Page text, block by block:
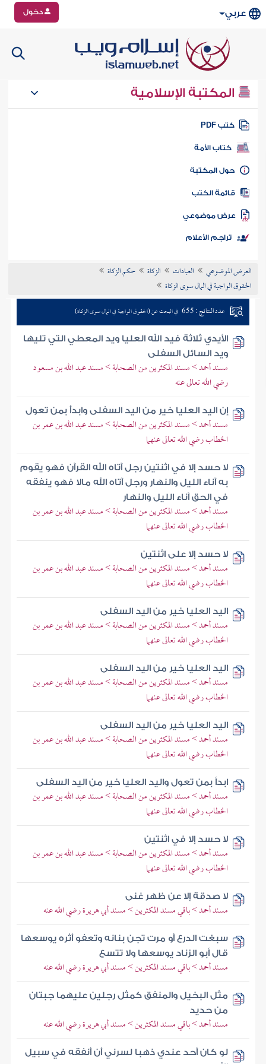
عربي دخول
المكتبة الإسلامية
كتب PDF
كتاب الأمة
المكتبة
الكتب
موضوعي
تراجم الأعلام
العرض الموضوعي العبادات الزكاة
حكم الزكاة
الحقوق الواجبة في المال سوى الزكاة
عدد النتائج : 655 في البحث عن (الحقوق الواجبة في المال سوى الزكاة)
الأيدي ثلاثة فيد الله العليا ويد المعطي التي تليها
ويد السائل السفلى
مسند أحمد > مسند المكثرين من الصحابة > مسند عبد الله بن مسعود
رضي الله تعالى عنه
إن اليد العليا خير من اليد السفلى وابدأ بمن تعول
مسند أحمد > مسند المكثرين من الصحابة > مسند عبد الله بن عمر بن
الخطاب رضي الله تعالى عنهما
لا حسد إلا في اثنتين رجل آتاه الله القرآن فهو يقوم
به آناء الليل والنهار ورجل آتاه الله مالا فهو ينفقه
في الحق آناء الليل والنهار
مسند أحمد > مسند المكثرين من الصحابة > مسند عبد الله بن عمر بن
الخطاب رضي الله تعالى عنهما
لا حسد إلا على اثنتين
مسند أحمد > مسند المكثرين من الصحابة > مسند عبد الله بن عمر بن
الخطاب رضي الله تعالى عنهما
اليد العليا خير من اليد السفلى
مسند أحمد > مسند المكثرين من الصحابة > مسند عبد الله بن عمر بن
الخطاب رضي الله تعالى عنهما
اليد العليا خير من اليد السفلى
مسند أحمد > مسند المكثرين من الصحابة > مسند عبد الله بن عمر بن
الخطاب رضي الله تعالى عنهما
اليد العليا خير من اليد السفلى
مسند أحمد > مسند المكثرين من الصحابة > مسند عبد الله بن عمر بن
الخطاب رضي الله تعالى عنهما
ابدأ بمن تعول واليد العليا خير من اليد السفلى
مسند أحمد > مسند المكثرين من الصحابة > مسند عبد الله بن عمر بن
الخطاب رضي الله تعالى عنهما
لا حسد إلا في اثنتين
مسند أحمد > مسند المكثرين من الصحابة > مسند عبد الله بن عمر بن
الخطاب رضي الله تعالى عنهما
لا صدقة إلا عن ظهر غنى
مسند أحمد > باقي مسند المكثرين > مسند أبي هريرة رضي الله عنه
سبغت الدرع أو مرت تجن بنانه وتعفو أثره يوسعها
قال أبو الزناد يوسعها ولا تتسع
مسند أحمد > باقي مسند المكثرين > مسند أبي هريرة رضي الله عنه
مثل البخيل والمنفق كمثل رجلين عليهما جبتان
من حديد
مسند أحمد > باقي مسند المكثرين > مسند أبي هريرة رضي الله عنه
لو كان أحد عندي ذهبا لسرني أن أنفقه في سبيل